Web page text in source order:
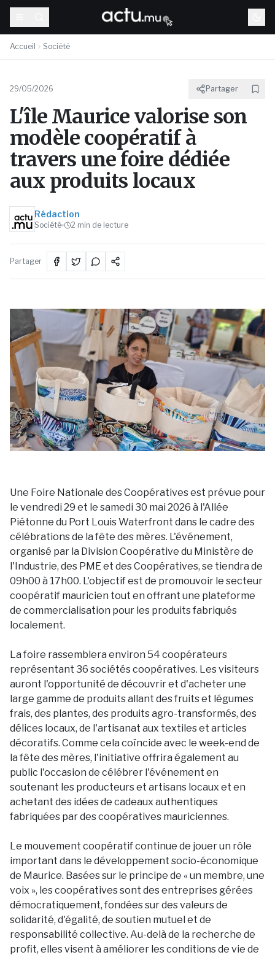
Accueil Société
29/05/2026 Partager
L'île Maurice valorise son
modèle coopératif à
travers une foire dédiée
aux produits locaux
Rédaction
Société 2 min de lecture
Partager
Une Foire Nationale des Coopératives est prévue pour
le vendredi 29 et le samedi 30 mai 2026 à l'Allée
Piétonne du Port Louis Waterfront dans le cadre des
célébrations de la fête des mères. L'événement,
organisé par la Division Coopérative du Ministère de
l'Industrie, des PME et des Coopératives, se tiendra de
09h00 à 17h00. L'objectif est de promouvoir le secteur
coopératif mauricien tout en offrant une plateforme
de commercialisation pour les produits fabriqués
localement.
La foire rassemblera environ 54 coopérateurs
représentant 36 sociétés coopératives. Les visiteurs
auront l'opportunité de découvrir et d'acheter une
large gamme de produits allant des fruits et légumes
frais, des plantes, des produits agro-transformés, des
délices locaux, de l'artisanat aux textiles et articles
décoratifs. Comme cela coïncide avec le week-end de
la fête des mères, l'initiative offrira également au
public l'occasion de célébrer l'événement en
soutenant les producteurs et artisans locaux et en
achetant des idées de cadeaux authentiques
fabriquées par des coopératives mauriciennes.
Le mouvement coopératif continue de jouer un rôle
important dans le développement socio-économique
de Maurice. Basées sur le principe de « un membre, une
voix », les coopératives sont des entreprises gérées
démocratiquement, fondées sur des valeurs de
solidarité, d'égalité, de soutien mutuel et de
responsabilité collective. Au-delà de la recherche de
profit, elles visent à améliorer les conditions de vie de